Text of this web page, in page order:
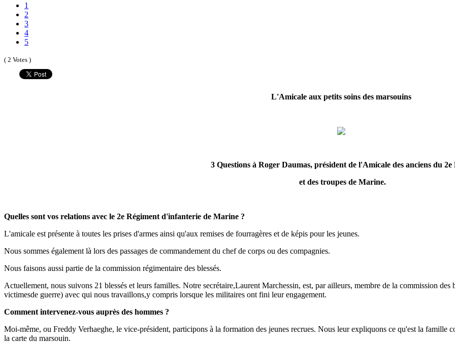
1
2
3
4
5
( 2 Votes )
L'Amicale aux petits soins des marsouins
3 Questions à Roger Daumas, président de l'Amicale des anciens du
et des troupes de Marine.
Quelles sont vos relations avec le 2e Régiment d'infanterie de Marine ?
L'amicale est présente à toutes les prises d'armes ainsi qu'aux remises de fourragères et de képis pour les jeunes.
Nous sommes également là lors des passages de commandement du chef de corps ou des compagnies.
Nous faisons aussi partie de la commission régimentaire des blessés.
Actuellement, nous suivons 21 blessés et leurs familles. Notre secrétaire,Laurent Marchessin, est, par ailleurs, membre de la commission
victimesde guerre) avec qui nous travaillons,y compris lorsque les militaires ont fini leur engagement.
Comment intervenez-vous auprès des hommes ?
Moi-même, ou Freddy Verhaeghe, le vice-président, participons à la formation des jeunes recrues. Nous leur expliquons ce qu'est la famille
la carte du marsouin.